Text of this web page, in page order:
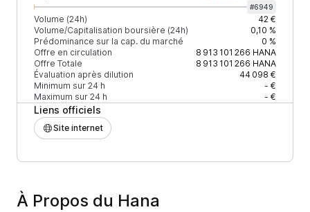
#6949
Volume (24h)
42 €
Volume/Capitalisation boursière (24h)
0,10 %
Prédominance sur la cap. du marché
0 %
Offre en circulation
8 913 101 266 HANA
Offre Totale
8 913 101 266 HANA
Évaluation après dilution
44 098 €
Minimum sur 24 h
- €
Maximum sur 24 h
- €
Liens officiels
Site internet
À Propos du Hana